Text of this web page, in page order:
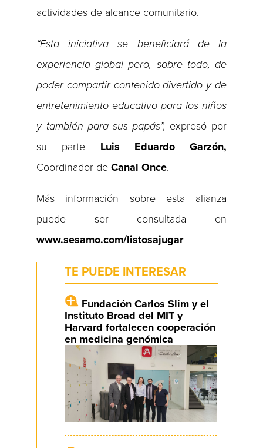
actividades de alcance comunitario.
“Esta iniciativa se beneficiará de la
experiencia global pero, sobre todo, de
poder compartir contenido divertido y de
entretenimiento educativo para los niños
y también para sus papás”, expresó por
su parte Luis Eduardo Garzón,
Coordinador de Canal Once.
Más información sobre esta alianza
puede ser consultada en
www.sesamo.com/listosajugar
TE PUEDE INTERESAR
Fundación Carlos Slim y el
Instituto Broad del MIT y
Harvard fortalecen cooperación
en medicina genómica